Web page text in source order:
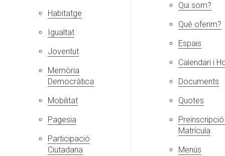
Habitatge
Igualtat
Joventut
Memòria
Democràtica
Mobilitat
Pagesia
Participació
Ciutadana
Qui som?
Què oferim?
Espais
Calendari i
Documents
Quotes
Matrícula
Menús